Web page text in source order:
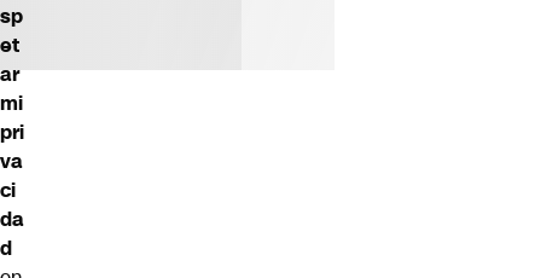
sp
et
ar
mi
pri
va
ci
da
d